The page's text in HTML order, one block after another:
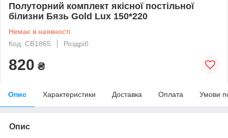
Полуторний комплект якісної постільної
білизни Бязь Gold Lux 150*220
Немає в наявності
Код: СВ1865
Роздріб
820 ₴
Опис Характеристики Доставка Оплата Умови
Опис